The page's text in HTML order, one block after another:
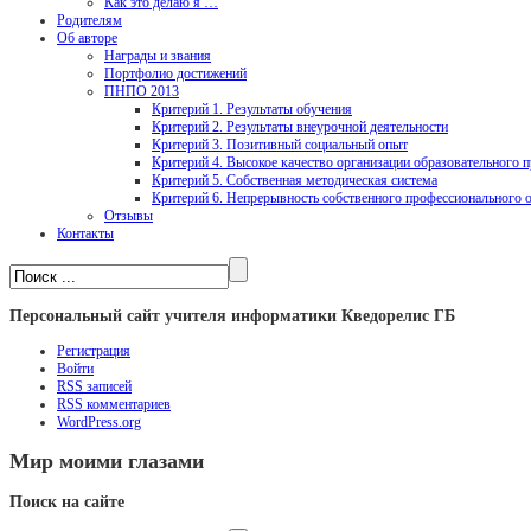
Родителям
Об авторе
Награды и звания
Портфолио достижений
ПНПО 2013
Критерий 1. Результаты обучения
Критерий 2. Результаты внеурочной деятельности
Критерий 3. Позитивный социальный опыт
Критерий 4. Высокое качество организации образовательного
Критерий 5. Собственная методическая система
Критерий 6. Непрерывность собственного профессионального
Отзывы
Контакты
Персональный сайт учителя информатики Кведорелис ГБ
Регистрация
Войти
RSS записей
RSS комментариев
WordPress.org
Мир моими глазами
Поиск на сайте